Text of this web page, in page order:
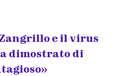
e il virus
dimostrato di